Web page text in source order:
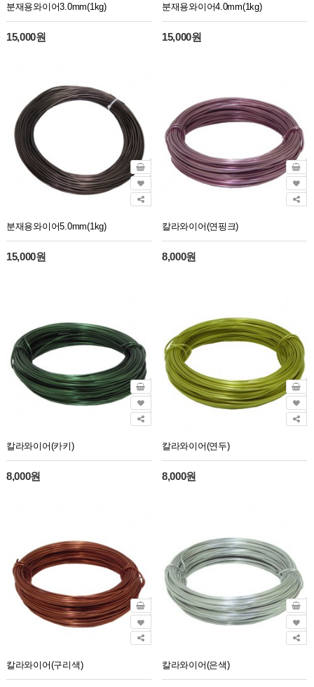
분재용와이어3.0mm(1kg)
15,000원
분재용와이어4.0mm(1kg)
15,000원
분재용와이어5.0mm(1kg)
15,000원
칼라와이어(연핑크)
8,000원
칼라와이어(카키)
8,000원
칼라와이어(연두)
8,000원
칼라와이어(구리색) 칼라와이어(은색)